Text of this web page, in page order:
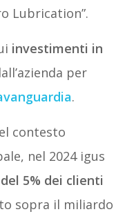
Lubrication”.
investimenti in
per
.
contesto
nel 2024 igus
5% dei clienti
sopra il miliardo